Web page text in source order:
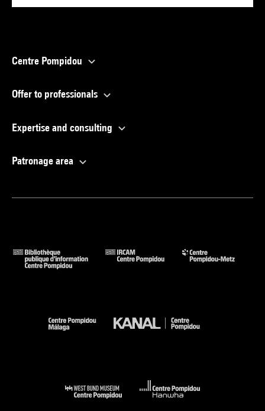
Centre Pompidou
Offer to professionals
Expertise and consulting
Patronage area